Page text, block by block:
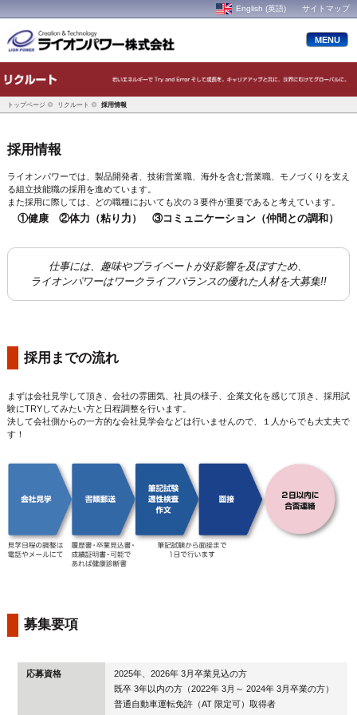
English (英語) サイトマップ
MENU
トップページ リクルート 採用情報
採用情報
ライオンパワーでは、製品開発者、技術営業職、海外を含む営業職、モノづくりを支え
る組立技能職の採用を進めています。
また採用に際しては、どの職種においても次の３要件が重要であると考えています。
①健康 ②体力（粘り力） ③コミュニケーション（仲間との調和）
仕事には、趣味やプライベートが好影響を及ぼすため、
ライオンパワーはワークライフバランスの優れた人材を大募集!!
採用までの流れ
まずは会社見学して頂き、会社の雰囲気、社員の様子、企業文化を感じて頂き、採用試
験にTRYしてみたい方と日程調整を行います。
決して会社側からの一方的な会社見学会などは行いませんので、１人からでも大丈夫で
す！
募集要項
応募資格
2025年、2026年 3月卒業見込の方
既卒 3年以内の方（2022年 3月～ 2024年 3月卒業の方）
普通自動車運転免許（AT 限定可）取得者